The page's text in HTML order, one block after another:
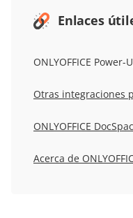
Enlaces
ONLYOFFICE Power-
Otras integraciones
ONLYOFFICE
Acerca de